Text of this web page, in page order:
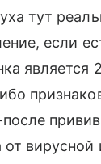
тут
если